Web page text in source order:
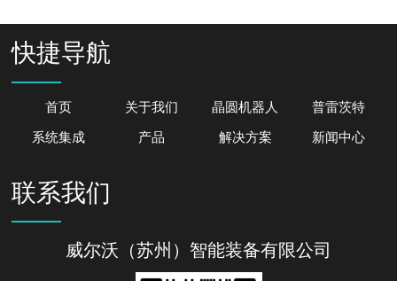
快捷导航
首页 关于我们 晶圆机器人 普雷茨特
系统集成 产品 解决方案 新闻中心
联系我们
威尔沃（苏州）智能装备有限公司